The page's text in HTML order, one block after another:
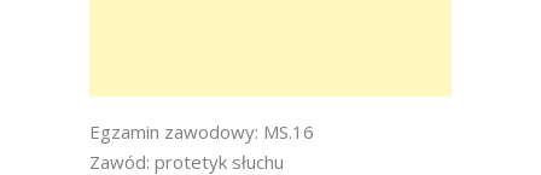
Egzamin zawodowy: MS.16
Zawód: protetyk słuchu